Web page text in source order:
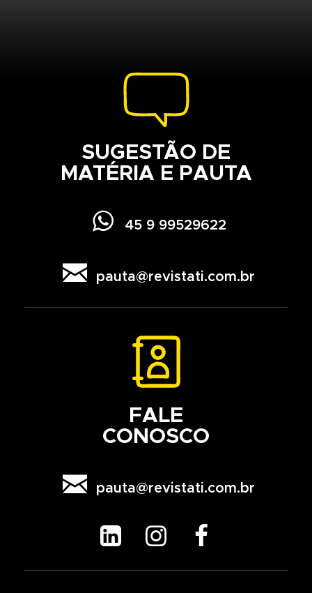
SUGESTÃO DE
MATÉRIA E PAUTA
 45 9 99529622
 pauta@revistati.com.br
FALE
CONOSCO
 pauta@revistati.com.br
  